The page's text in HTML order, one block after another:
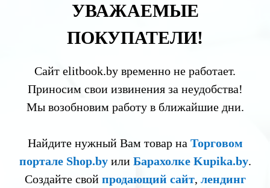
УВАЖАЕМЫЕ
ПОКУПАТЕЛИ!
Сайт elitbook.by временно не работает.
Приносим свои извинения за неудобства!
Мы возобновим работу в ближайшие дни.
Найдите нужный Вам товар на Торговом
портале Shop.byили Барахолке Kupika.by.
Создайте свой продающий сайт, лендинг